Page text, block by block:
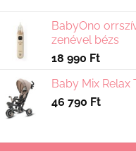
BabyOno
zenével bézs
18 990 Ft
Baby Mix Relax
46 790 Ft